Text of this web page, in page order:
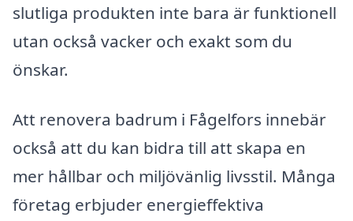
slutliga produkten inte bara är funktionell
utan också vacker och exakt som du
önskar.
Att renovera badrum i Fågelfors innebär
också att du kan bidra till att skapa en
mer hållbar och miljövänlig livsstil. Många
företag erbjuder energieffektiva